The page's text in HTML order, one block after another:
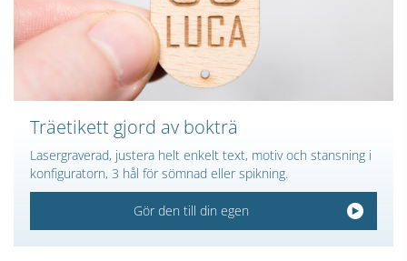
Träetikett gjord av bokträ
Lasergraverad, justera helt enkelt text, motiv och stansning i
konfiguratorn, 3 hål för sömnad eller spikning.
Gör den till din egen